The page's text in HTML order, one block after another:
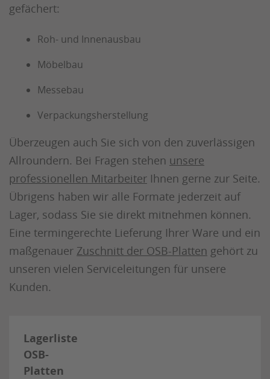
gefächert:
Roh- und Innenausbau
Möbelbau
Messebau
Verpackungsherstellung
Überzeugen auch Sie sich von den zuverlässigen
Allroundern. Bei Fragen stehen unsere
professionellen Mitarbeiter Ihnen gerne zur Seite.
Übrigens haben wir alle Formate jederzeit auf
Lager, sodass Sie sie direkt mitnehmen können.
Eine termingerechte Lieferung Ihrer Ware und ein
maßgenauer Zuschnitt der OSB-Platten gehört zu
unseren vielen Serviceleitungen für unsere
Kunden.
Lagerliste
OSB-
Platten